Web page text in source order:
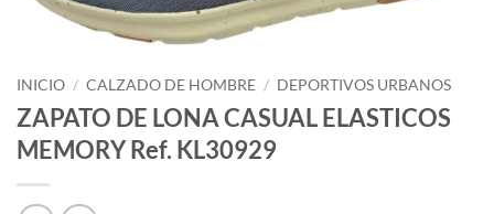
INICIO / CALZADO DE HOMBRE / DEPORTIVOS URBANOS
ZAPATO DE LONA CASUAL ELASTICOS
MEMORY Ref. KL30929